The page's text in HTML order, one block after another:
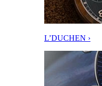
L’DUCHEN ›